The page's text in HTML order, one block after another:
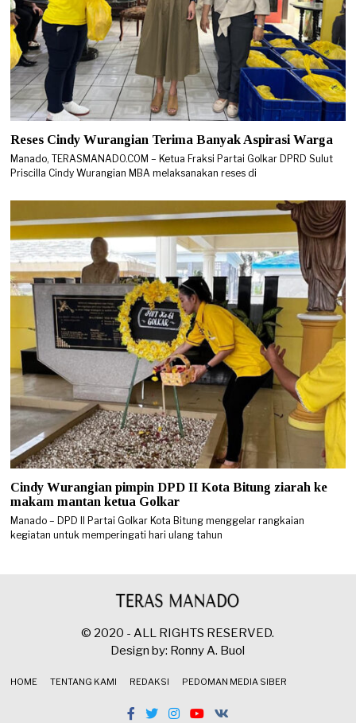
Reses Cindy Wurangian Terima Banyak Aspirasi Warga
Manado, TERASMANADO.COM – Ketua Fraksi Partai Golkar DPRD Sulut
Priscilla Cindy Wurangian MBA melaksanakan reses di
Cindy Wurangian pimpin DPD II Kota Bitung ziarah ke
makam mantan ketua Golkar
Manado – DPD II Partai Golkar Kota Bitung menggelar rangkaian
kegiatan untuk memperingati hari ulang tahun
© 2020 - ALL RIGHTS RESERVED.
Design by: Ronny A. Buol
HOME TENTANG KAMI REDAKSI PEDOMAN MEDIA SIBER